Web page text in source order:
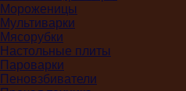
Мороженицы
Мультиварки
Мясорубки
Настольные плиты
Пароварки
Пеновзбиватели